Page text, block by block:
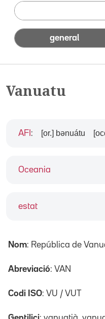
general
Vanuatu
Oceania
estat
AFI : [or.] bənuátu
Nom: República de
Abreviació: VAN
Codi ISO: VU / VUT